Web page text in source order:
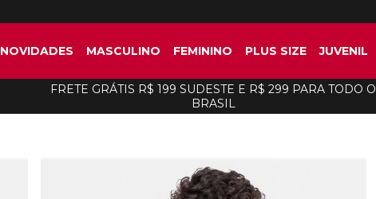
NOVIDADES MASCULINO FEMININO PLUS SIZE JUVENIL
FRETE GRÁTIS R$ 199 SUDESTE E R$ 299 PARA TODO O
BRASIL